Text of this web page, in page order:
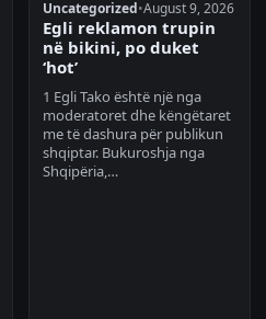
Uncategorized•August 9, 2026
Egli reklamon trupin
në bikini, po duket
‘hot’
1 Egli Tako është një nga
moderatoret dhe këngëtaret
me të dashura për publikun
shqiptar. Bukuroshja nga
Shqipëria,…